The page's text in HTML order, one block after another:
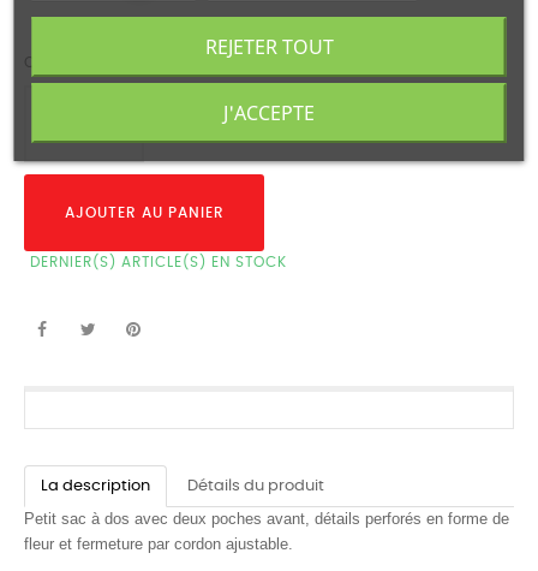
QUANTITÉ
AJOUTER AU PANIER
DERNIER(S) ARTICLE(S) EN STOCK
La description Détails du produit
Petit sac à dos avec deux poches avant, détails perforés en forme de
fleur et fermeture par cordon ajustable.
REJETER TOUT
J'ACCEPTE